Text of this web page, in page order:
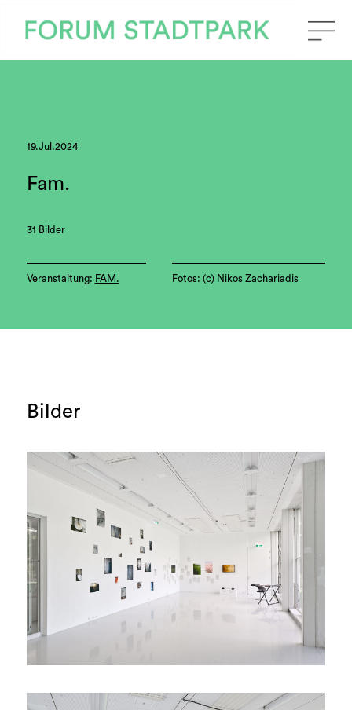
19.Jul.2024
Fam.
31 Bilder
Veranstaltung: FAM. Fotos: (c) Nikos Zachariadis
Bilder